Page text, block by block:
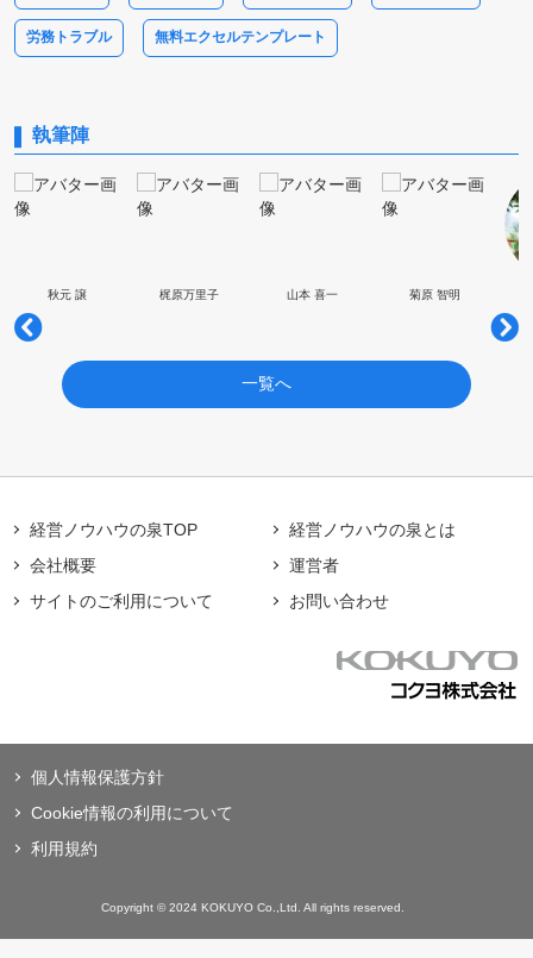
労務トラブル 無料エクセルテンプレート
執筆陣
秋元 譲 梶原万里子 山本 喜一 菊原 智明
一覧へ
経営ノウハウの泉TOP
経営ノウハウの泉とは
会社概要
運営者
サイトのご利用について
お問い合わせ
個人情報保護方針
Cookie情報の利用について
利用規約
Copyright © 2024 KOKUYO Co.,Ltd. All rights reserved.